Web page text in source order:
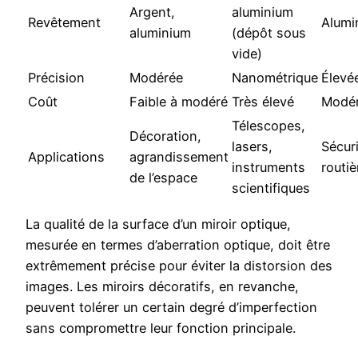
Revêtement
Argent,
aluminium
aluminium
(dépôt sous
vide)
Précision Modérée Nanométrique
Coût
Faible à modéré Très élevé
Applications
Décoration,
agrandissement
de l’espace
Télescopes,
lasers,
instruments
scientifiques
La qualité de la surface d’un miroir optique,
mesurée en termes d’aberration optique, doit être
extrêmement précise pour éviter la distorsion des
images. Les miroirs décoratifs, en revanche,
peuvent tolérer un certain degré d’imperfection
sans compromettre leur fonction principale.